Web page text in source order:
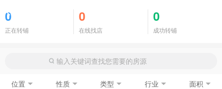
0
正在转铺
0
在线找店
0
成功转铺
位置 性质 类型 行业 面积